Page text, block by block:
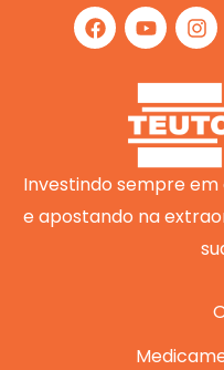
F
a
c
Y
o
u
t
u
b
e
I
n
s
t
a
g
r
a
m
Investindo sempre
e apostando na